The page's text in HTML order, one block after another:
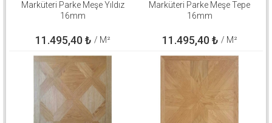
Marküteri Parke Meşe Yıldız
16mm
11.495,40₺ / M²
Marküteri Parke Meşe Tepe
16mm
11.495,40₺ / M²